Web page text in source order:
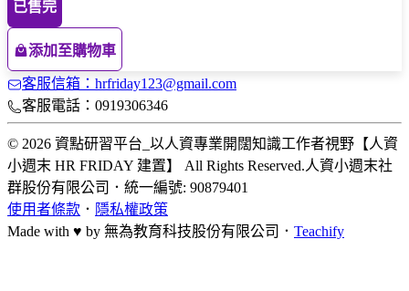
已售完
添加至購物車
客服信箱：hrfriday123@gmail.com
客服電話：0919306346
© 2026 資點研習平台_以人資專業開闊知識工作者視野【人資
小週末 HR FRIDAY 建置】 All Rights Reserved.人資小週末社
群股份有限公司 ． 統一編號: 90879401
使用者條款 ． 隱私權政策
Made with ♥ by 無為教育科技股份有限公司． Teachify